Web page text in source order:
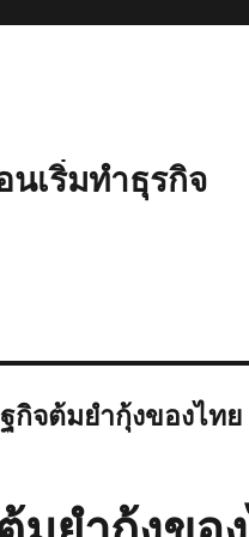
นเริ่มทำธุรกิจ
กิจต้มยำกุ้งของไทย